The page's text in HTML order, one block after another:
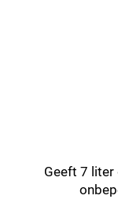
Geeft 7